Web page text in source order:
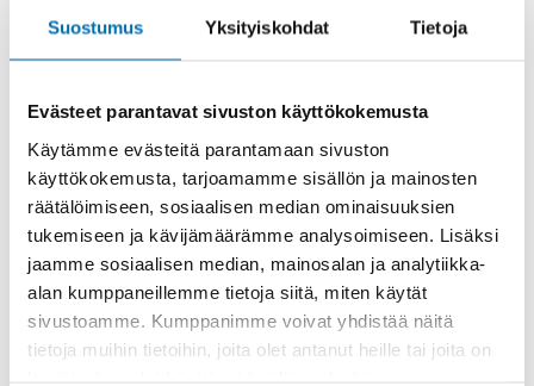
Suostumus Yksityiskohdat Tietoja
Evästeet parantavat sivuston käyttökokemusta
Käytämme evästeitä parantamaan sivuston
käyttökokemusta, tarjoamamme sisällön ja mainosten
räätälöimiseen, sosiaalisen median ominaisuuksien
tukemiseen ja kävijämäärämme analysoimiseen. Lisäksi
jaamme sosiaalisen median, mainosalan ja analytiikka-
alan kumppaneillemme tietoja siitä, miten käytät
sivustoamme. Kumppanimme voivat yhdistää näitä
tietoja muihin tietoihin, joita olet antanut heille tai joita on
Käsiraha tai vaihtoauto (€)
Suurempi viimeinen erä (€)